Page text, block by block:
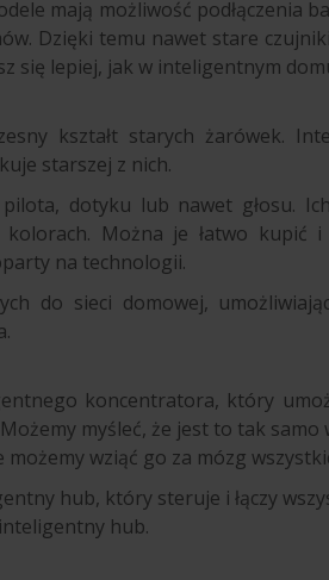
mają możliwość podłączenia
Dzięki temu nawet stare
się lepiej, jak w inteligentnym
kształt starych żarówek.
starszej z nich.
dotyku lub nawet głosu.
Można je łatwo kupić
na technologii.
do sieci domowej,
koncentratora, który
myśleć, że jest to tak samo
wziąć go za mózg
hub, który steruje i łączy
hub.